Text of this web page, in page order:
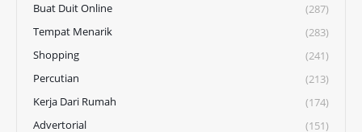
Buat Duit Online
(287)
Tempat Menarik
(283)
Shopping
(241)
Percutian
(213)
Kerja Dari Rumah
(174)
Advertorial
(151)